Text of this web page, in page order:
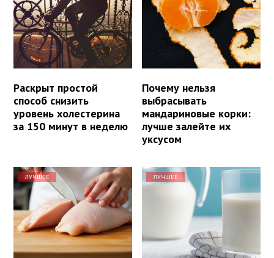
Раскрыт простой
способ снизить
уровень холестерина
за 150 минут в неделю
Почему нельзя
выбрасывать
мандариновые корки:
лучше залейте их
уксусом
ЛУЧШЕЕ ЛУЧШЕЕ